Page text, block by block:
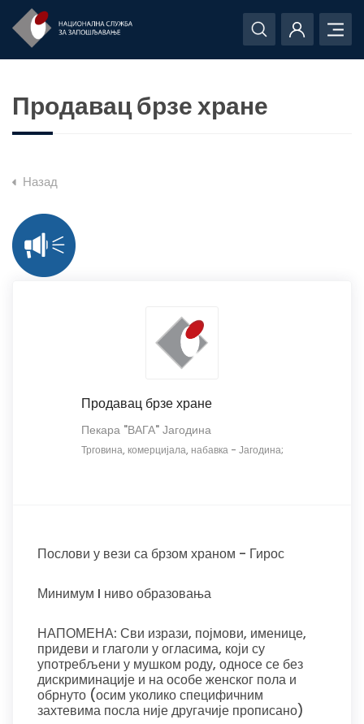
Продавац брзе хране
Назад
Продавац брзе хране
Пекара "ВАГА" Јагодина
Трговина, комерцијала, набавка- Јагодина;
Послови у вези са брзом храном - Гирос
Минимум I ниво образовања
НАПОМЕНА: Сви изрази, појмови, именице,
придеви и глаголи у огласима, који су
употребљени у мушком роду, односе се без
дискриминације и на особе женског пола и
обрнуто (осим уколико специфичним
захтевима посла није другачије прописано)